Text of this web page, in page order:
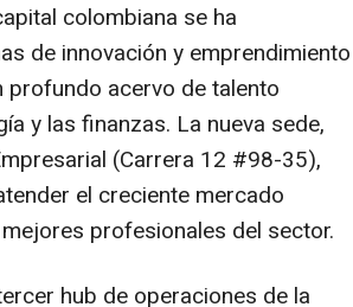
colombiana se ha
de innovación y emprendimiento
profundo acervo de talento
y las finanzas. La nueva sede,
(Carrera 12 #98-35),
el creciente mercado
profesionales del sector.
hub de operaciones de la